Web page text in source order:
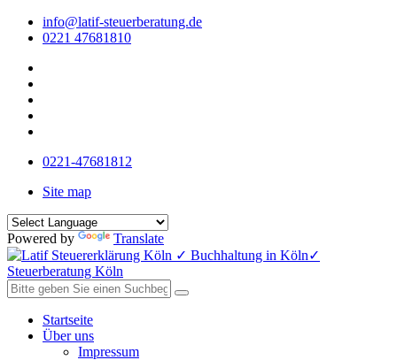
info@latif-steuerberatung.de
0221 47681810
0221-47681812
Site map
Powered by Translate
Startseite
Über uns
Impressum